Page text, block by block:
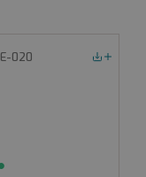
krager
020